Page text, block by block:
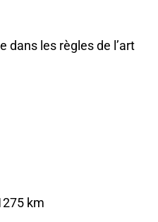
dans les règles de l’art
km